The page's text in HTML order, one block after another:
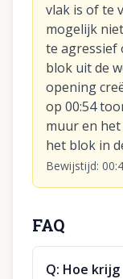
vlak is of te
mogelijk
te agressief
blok uit de
opening
op 00:54
muur en
het blok in
Bewijstijd:
FAQ
Q: Hoe krijg